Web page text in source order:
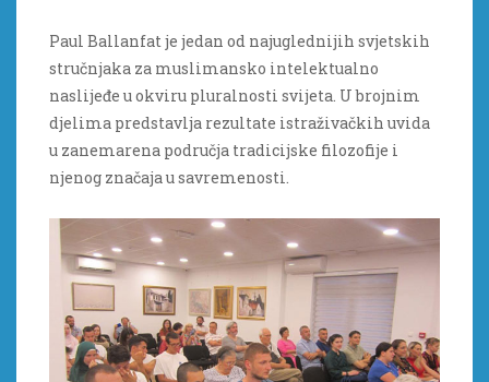
Paul Ballanfat je jedan od najuglednijih svjetskih
stručnjaka za muslimansko intelektualno
naslijeđe u okviru pluralnosti svijeta. U brojnim
djelima predstavlja rezultate istraživačkih uvida
u zanemarena područja tradicijske filozofije i
njenog značaja u savremenosti.